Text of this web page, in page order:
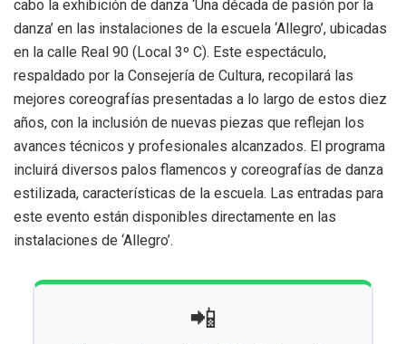
cabo la exhibición de danza ‘Una década de pasión por la
danza’ en las instalaciones de la escuela ‘Allegro’, ubicadas
en la calle Real 90 (Local 3º C). Este espectáculo,
respaldado por la Consejería de Cultura, recopilará las
mejores coreografías presentadas a lo largo de estos diez
años, con la inclusión de nuevas piezas que reflejan los
avances técnicos y profesionales alcanzados. El programa
incluirá diversos palos flamencos y coreografías de danza
estilizada, características de la escuela. Las entradas para
este evento están disponibles directamente en las
instalaciones de ‘Allegro’.
📲